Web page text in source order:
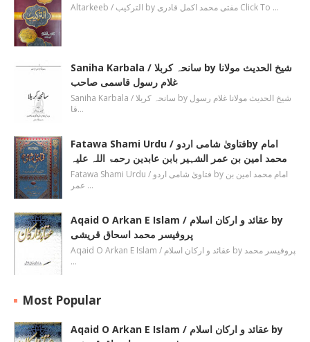
Altarkeeb / الترکیب by مفتی محمد اکمل قادری Click To …
Saniha Karbala / سانحہ کربلا by شیخ الحدیث مولانا
غلام رسول قاسمی صاحب
Saniha Karbala / سانحہ کربلا by شیخ الحدیث مولانا غلام رسول
قا…
Fatawa Shami Urdu / فتاویٰ شامی اردوby امام
محمد امین بن عمر الشہیر بابن عابدین رحمۃ اللہ علیہ
Fatawa Shami Urdu / فتاویٰ شامی اردو by امام محمد امین بن
عمر …
Aqaid O Arkan E Islam / عقائد و ارکان اسلام by
پروفیسر محمد اسحاق قریشی
Aqaid O Arkan E Islam / عقائد و ارکان اسلام by پروفیسر محمد
…
Most Popular
Aqaid O Arkan E Islam / عقائد و ارکان اسلام by